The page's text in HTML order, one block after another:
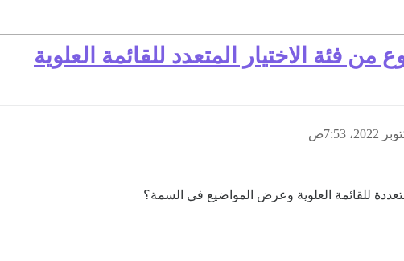
فئة الاختيار المتعدد للقائمة العلوية
للقائمة العلوية وعرض المواضيع في السمة؟